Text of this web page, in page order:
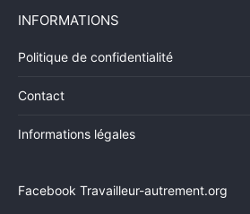
INFORMATIONS
Politique de confidentialité
Contact
Informations légales
Facebook Travailleur-autrement.org